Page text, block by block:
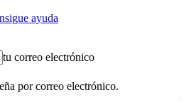
ayuda
tu correo electrónico
por correo electrónico.